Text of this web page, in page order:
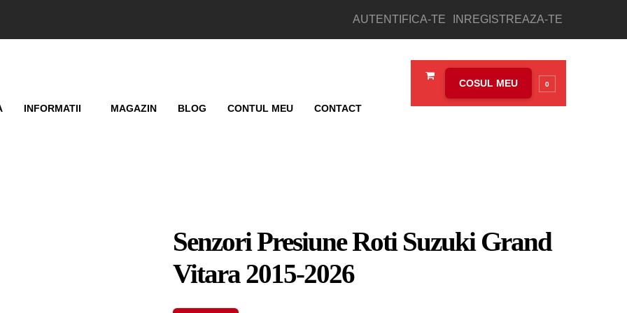
AUTENTIFICA-TE INREGISTREAZA-TE
COSUL MEU 0
INFORMATII MAGAZIN BLOG CONTUL MEU CONTACT
Senzori Presiune Roti Suzuki Grand
Vitara 2015-2026